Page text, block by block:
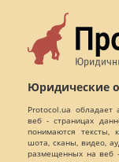
Юридические
Protocol.ua
веб - страницах
понимаются тексты,
шота, сканы, видео,
размещенных на веб -